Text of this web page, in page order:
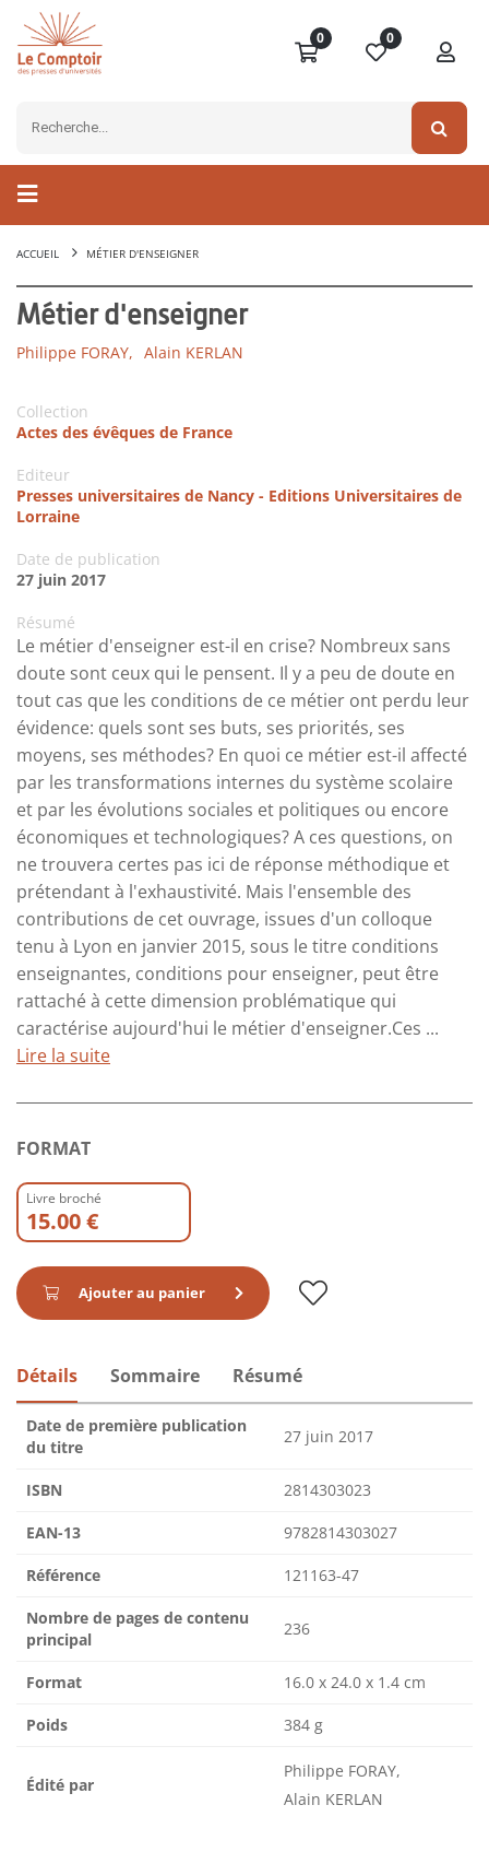
0 0
ACCUEIL MÉTIER D'ENSEIGNER
Métier d'enseigner
Philippe FORAY, Alain KERLAN
Collection
Actes des évêques de France
Editeur
Presses universitaires de Nancy - Editions Universitaires de
Lorraine
Date de publication
27 juin 2017
Résumé
Le métier d'enseigner est-il en crise? Nombreux sans
doute sont ceux qui le pensent. Il y a peu de doute en
tout cas que les conditions de ce métier ont perdu leur
évidence: quels sont ses buts, ses priorités, ses
moyens, ses méthodes? En quoi ce métier est-il affecté
par les transformations internes du système scolaire
et par les évolutions sociales et politiques ou encore
économiques et technologiques? A ces questions, on
ne trouvera certes pas ici de réponse méthodique et
prétendant à l'exhaustivité. Mais l'ensemble des
contributions de cet ouvrage, issues d'un colloque
tenu à Lyon en janvier 2015, sous le titre conditions
enseignantes, conditions pour enseigner, peut être
rattaché à cette dimension problématique qui
caractérise aujourd'hui le métier d'enseigner.Ces ...
Lire la suite
FORMAT
Livre broché
15.00 €
Ajouter au panier
Détails Sommaire Résumé
Date de première publication
du titre
27 juin 2017
ISBN 2814303023
EAN-13 9782814303027
Référence 121163-47
Nombre de pages de contenu
principal
236
Format 16.0 x 24.0 x 1.4 cm
Poids 384 g
Édité par
Philippe FORAY,
Alain KERLAN